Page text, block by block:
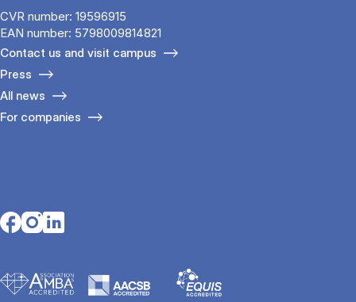
CVR number: 19596915
EAN number: 5798009814821
Contact us and visit campus
Press
All news
For companies
Opens in a new tab
Opens in a new tab
Opens in a new tab